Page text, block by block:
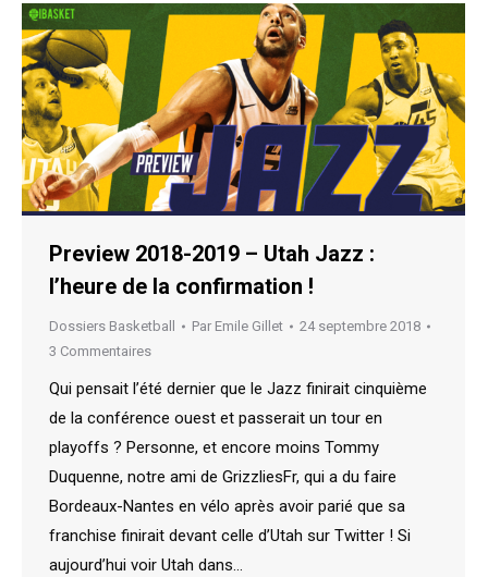
Preview 2018-2019 – Utah Jazz :
l’heure de la confirmation !
Dossiers Basketball Par Emile Gillet
24 septembre 2018
3 Commentaires
Qui pensait l’été dernier que le Jazz finirait cinquième
de la conférence ouest et passerait un tour en
playoffs ? Personne, et encore moins Tommy
Duquenne, notre ami de GrizzliesFr, qui a du faire
Bordeaux-Nantes en vélo après avoir parié que sa
franchise finirait devant celle d’Utah sur Twitter ! Si
aujourd’hui voir Utah dans…